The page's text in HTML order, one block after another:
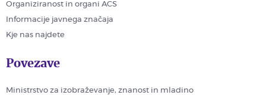
Organiziranost in organi ACS
Informacije javnega značaja
Kje nas najdete
Povezave
Ministrstvo za izobraževanje, znanost in mladino